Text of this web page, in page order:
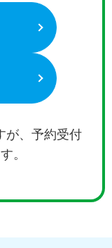
が、予約受付
。